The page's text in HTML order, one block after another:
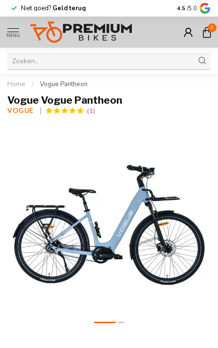
Niet goed? Geld terug Meer dan
4.5 /5.0
MENU
0
Home / Vogue Pantheon
Vogue Vogue Pantheon
VOGUE (1)